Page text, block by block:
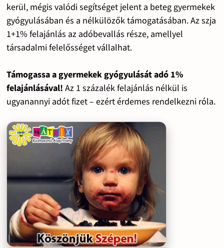
kerül, mégis valódi segítséget jelent a beteg gyermekek
gyógyulásában és a nélkülözők támogatásában. Az szja
1+1% felajánlás az adóbevallás része, amellyel
társadalmi felelősséget vállalhat.
Támogassa a gyermekek gyógyulását adó 1%
felajánlásával! Az 1 százalék felajánlás nélkül is
ugyanannyi adót fizet – ezért érdemes rendelkezni róla.